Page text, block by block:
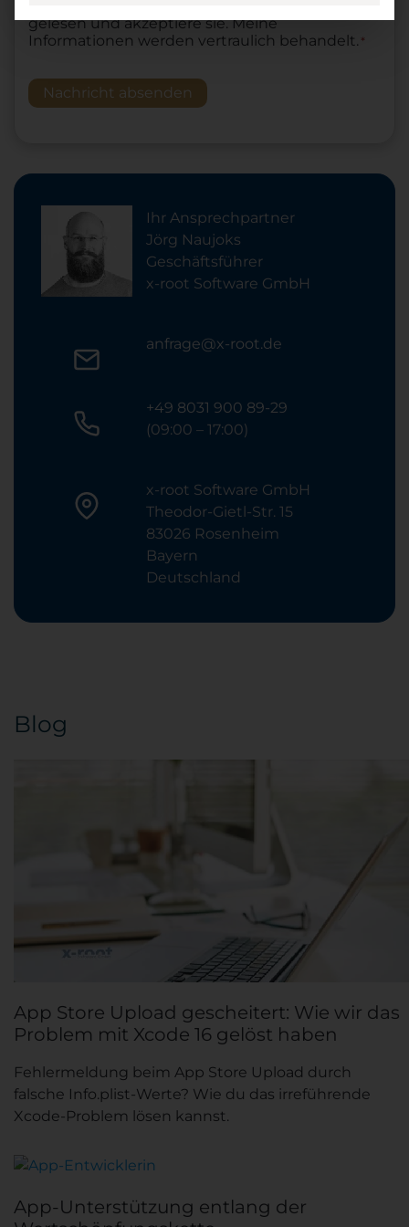
gelesen und akzeptiere sie. Meine
Informationen werden vertraulich behandelt. *
Nachricht absenden
Ihr Ansprechpartner
Jörg Naujoks
Geschäftsführer
x-root Software GmbH
anfrage@x-root.de
+49 8031 900 89-29
(09:00 – 17:00)
x-root Software GmbH
Theodor-Gietl-Str. 15
83026 Rosenheim
Bayern
Deutschland
Blog
App Store Upload gescheitert: Wie wir das
Problem mit Xcode 16 gelöst haben
Fehlermeldung beim App Store Upload durch
falsche Info.plist-Werte? Wie du das irreführende
Xcode-Problem lösen kannst.
App-Unterstützung entlang der